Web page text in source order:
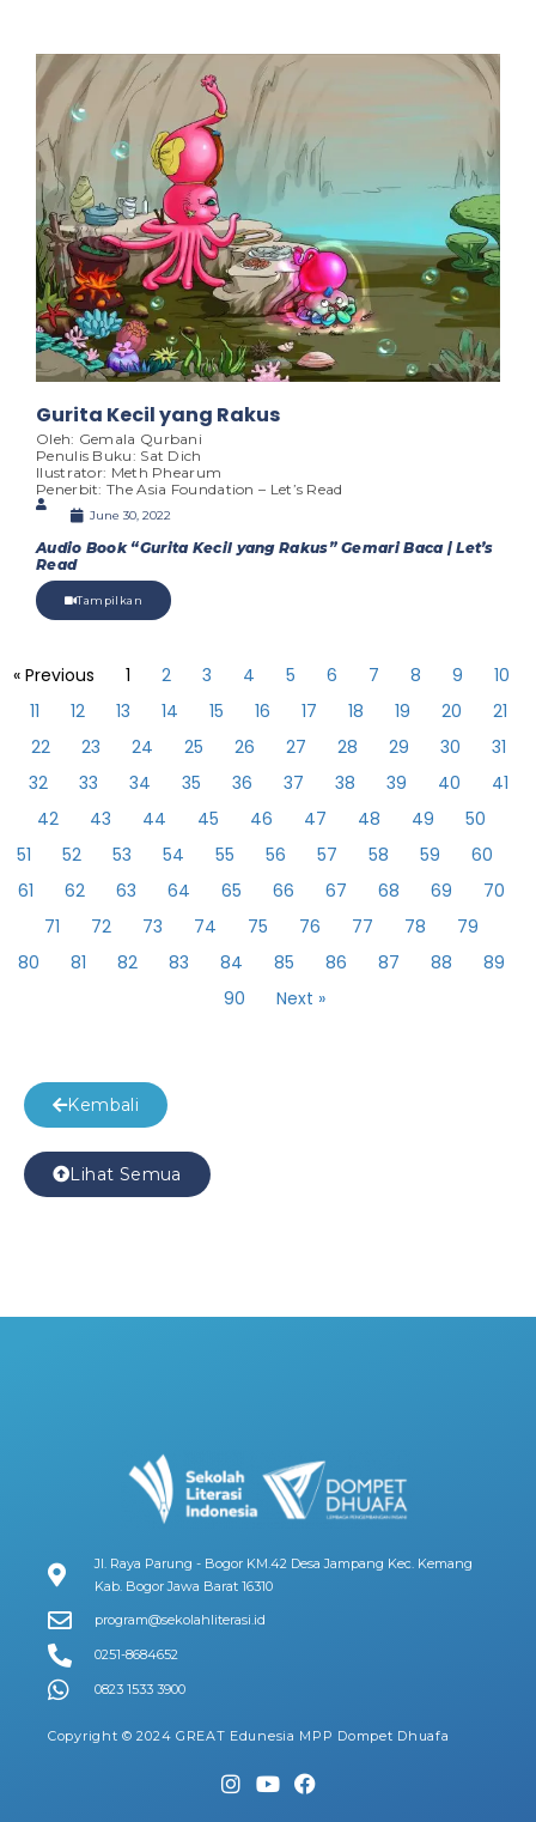
Gurita Kecil yang Rakus
Oleh: Gemala Qurbani
Penulis Buku: Sat Dich
Ilustrator: Meth Phearum
Penerbit: The Asia Foundation – Let’s Read
June 30, 2022
Audio Book “Gurita Kecil yang Rakus” Gemari Baca | Let’s
Read
Tampilkan
« Previous 1 2 3 4 5 6 7 8 9
10
11
12 13 14 15 16 17 18 19 20
21
22
23 24 25 26 27 28 29 30
31
32
33 34 35 36 37 38 39 40
41
42
43 44 45 46 47 48 49
50
51
52 53 54 55 56 57 58 59
60
61
62 63 64 65 66 67 68 69
70
71
72 73 74 75 76 77 78
79
80
81 82 83 84 85 86 87 88
89
90
Next »
Kembali
Lihat Semua
Jl. Raya Parung - Bogor KM.42 Desa Jampang Kec. Kemang
Kab. Bogor Jawa Barat 16310
program@sekolahliterasi.id
0251-8684652
0823 1533 3900
Copyright © 2024 GREAT Edunesia MPP Dompet Dhuafa